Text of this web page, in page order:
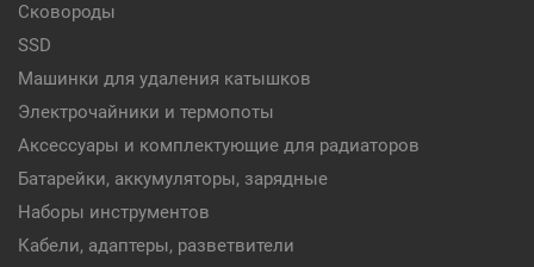
Сковороды
SSD
Машинки для удаления катышков
Электрочайники и термопоты
Аксессуары и комплектующие для радиаторов
Батарейки, аккумуляторы, зарядные
Наборы инструментов
Кабели, адаптеры, разветвители